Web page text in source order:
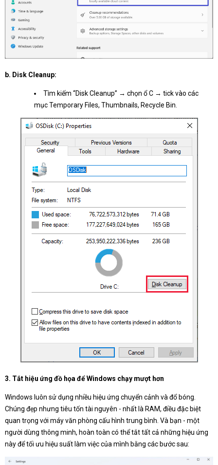
b. Disk Cleanup:
Tìm kiếm “Disk Cleanup” → chọn ổ C → tick vào các
mục Temporary Files, Thumbnails, Recycle Bin.
3. Tắt hiệu ứng đồ họa để Windows chạy mượt hơn
Windows luôn sử dụng nhiều hiệu ứng chuyển cảnh và đổ bóng.
Chúng đẹp nhưng tiêu tốn tài nguyên - nhất là RAM, điều đặc biệt
quan trọng với máy văn phòng cấu hình trung bình. Và bạn - một
người dùng thông minh, hoàn toàn có thể tắt tất cả những hiệu ứng
này để tối ưu hiệu suất làm việc của mình bằng các bước sau: